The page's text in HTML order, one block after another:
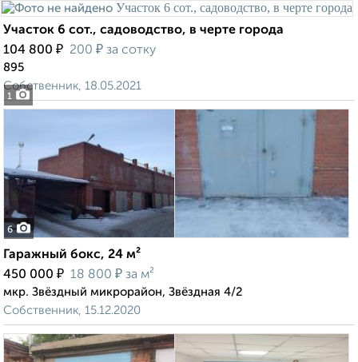
1
Участок 6 сот., садоводство, в черте города
104 800 ₽ 200 ₽ за сотку
895
Собственник, 18.05.2021
6
Гаражный бокс, 24 м²
450 000 ₽ 18 800 ₽ за м²
мкр. Звёздный микрорайон, Звёздная 4/2
Собственник, 15.12.2020